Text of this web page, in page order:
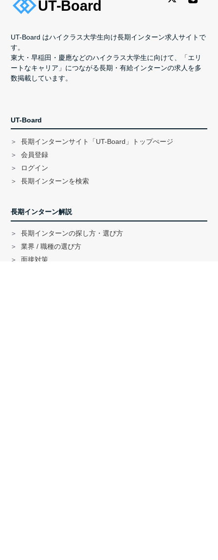
UT-Board はハイクラス大学生向け長期インターン求人サイトで
す。
東大・早稲田・慶應などのハイクラス大学生に向けて、「エリ
ートなキャリア」につながる長期・有給インターンの求人を多
数掲載しています。
UT-Board
長期インターンサイト「UT-Board」トップぺージ
会員登録
ログイン
長期インターンを検索
長期インターン解説
長期インターンの探し方・選び方
業界 / 職種の選び方
面接対策